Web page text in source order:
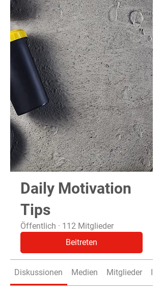
Daily Motivation
Tips
Öffentlich · 112 Mitglieder
Beitreten
Diskussionen Medien Mitglieder Info